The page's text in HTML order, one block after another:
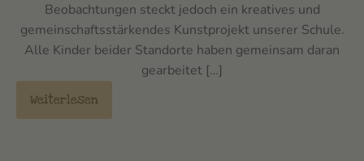
Beobachtungen steckt jedoch ein kreatives und
gemeinschaftsstärkendes Kunstprojekt unserer Schule.
Alle Kinder beider Standorte haben gemeinsam daran
gearbeitet […]
Weiterlesen